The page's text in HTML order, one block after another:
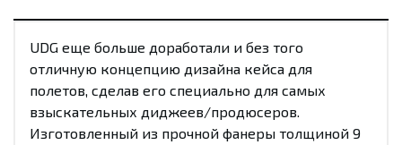
UDG еще больше доработали и без того
отличную концепцию дизайна кейса для
полетов, сделав его специально для самых
взыскательных диджеев/продюсеров.
Изготовленный из прочной фанеры толщиной 9